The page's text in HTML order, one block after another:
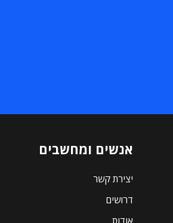
אנשים ומחשבים
יצירת קשר
דרושים